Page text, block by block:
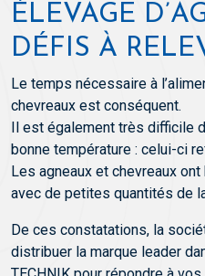
ÉLEVAGE
DÉFIS À
Le temps nécessaire à
chevreaux est conséquent.
Il est également très difficile
bonne température : celui-ci
Les agneaux et chevreaux
avec de petites quantités de
De ces constatations, la
distribuer la marque leader